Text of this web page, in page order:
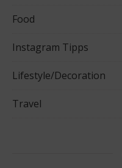
Food
Instagram Tipps
Lifestyle/Decoration
Travel